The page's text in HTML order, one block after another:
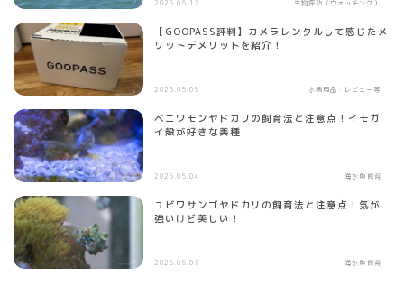
2026.06.12 生物探訪（ウォッチング）
【GOOPASS評判】カメラレンタルして感じたメ
リットデメリットを紹介！
2026.05.05 水槽用品・レビュー等
ベニワモンヤドカリの飼育法と注意点！イモガ
イ殻が好きな美種
2026.05.04 海水魚飼育
ユビワサンゴヤドカリの飼育法と注意点！気が
強いけど美しい！
2026.05.03 海水魚飼育